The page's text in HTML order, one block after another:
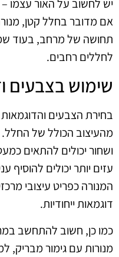
יש לחשוב על האור עצמו –
אם מדובר בחלל קטן,
תחושה של מרחב, בעוד
לחללים רחבים.
שימוש בצבעים
בחירת הצבעים
מהעיצוב הכולל של החלל.
ושחור יכולים להתאים
עזים יותר יכולים להוסיף
המנורה כפריט עיצובי
דוגמאות ייחודיות.
כמו כן, חשוב להתחשב
מנורות עם גימור מבריק,